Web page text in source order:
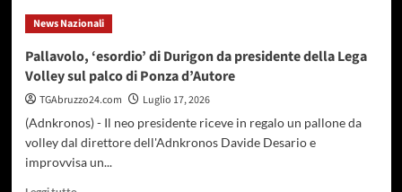
Maltempo
insiste
Nord,
scatta
allerta
per
temporali
in
News Nazionali
Pallavolo, ‘esordio’ di Durigon da presidente della Lega
Volley sul palco di Ponza d’Autore
TGAbruzzo24.com
Luglio 17, 2026
(Adnkronos) - Il neo presidente riceve in regalo un pallone da
volley dal direttore dell'Adnkronos Davide Desario e
improvvisa un...
Leggi